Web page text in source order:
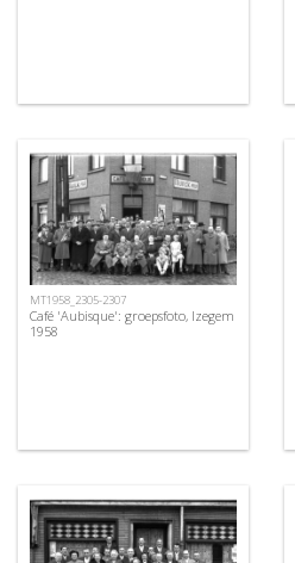
MT1958_2305-2307
Café 'Aubisque': groepsfoto, Izegem
1958